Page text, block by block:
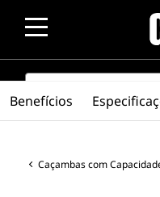
SEARCH
Caçambas com
Benefícios